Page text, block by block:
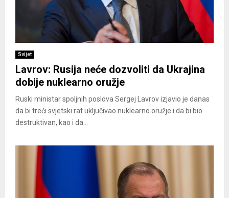
Svijet
Lavrov: Rusija neće dozvoliti da Ukrajina
dobije nuklearno oružje
Ruski ministar spoljnih poslova Sergej Lavrov izjavio je danas
da bi treći svjetski rat uključivao nuklearno oružje i da bi bio
destruktivan, kao i da...